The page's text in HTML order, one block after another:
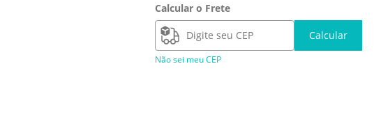
Calcular o Frete
Calcular
Não sei meu CEP